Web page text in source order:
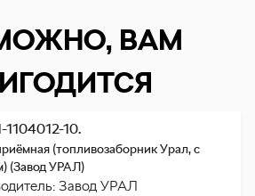
ВАМ
10.
(топливозаборник Урал, с
(Завод УРАЛ)
Завод УРАЛ